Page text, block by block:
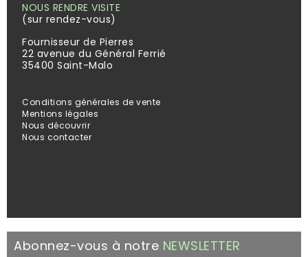
NOUS RENDRE VISITE
(sur rendez-vous)
Fournisseur de Pierres
22 avenue du Général Ferrié
35400 Saint-Malo
Conditions générales de vente
Mentions légales
Nous découvrir
Nous contacter
Abonnez-vous à notre NEWSLETTER